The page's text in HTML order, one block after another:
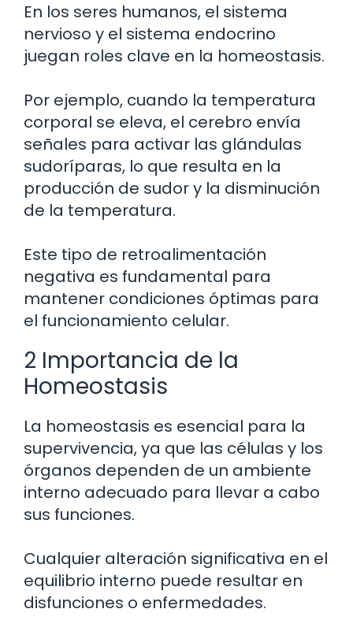
En los seres humanos, el sistema
nervioso y el sistema endocrino
juegan roles clave en la homeostasis.
Por ejemplo, cuando la temperatura
corporal se eleva, el cerebro envía
señales para activar las glándulas
sudoríparas, lo que resulta en la
producción de sudor y la disminución
de la temperatura.
Este tipo de retroalimentación
negativa es fundamental para
mantener condiciones óptimas para
el funcionamiento celular.
2 Importancia de la
Homeostasis
La homeostasis es esencial para la
supervivencia, ya que las células y los
órganos dependen de un ambiente
interno adecuado para llevar a cabo
sus funciones.
Cualquier alteración significativa en el
equilibrio interno puede resultar en
disfunciones o enfermedades.